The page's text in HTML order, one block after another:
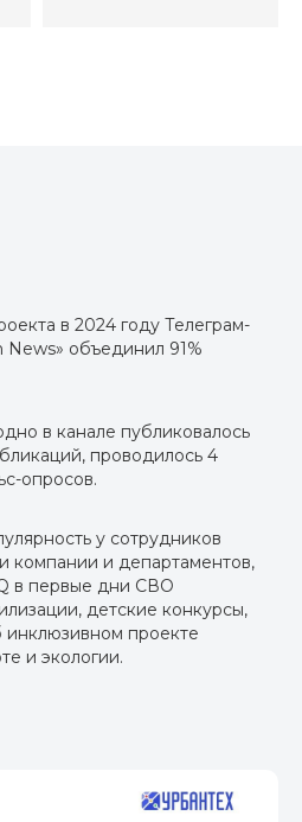
в 2024 году Телеграм-
News» объединил 91%
в канале публиковалось
проводилось 4
опросов.
у сотрудников
компании и департаментов,
в первые дни СВО
детские конкурсы,
инклюзивном проекте
и экологии.